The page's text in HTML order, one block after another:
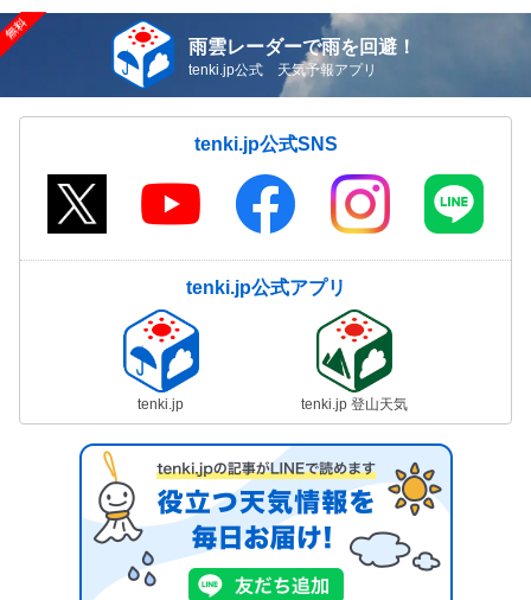
雨雲レーダーで雨を回避！
tenki.jp公式 天気予報アプリ
tenki.jp公式SNS
tenki.jp公式アプリ
tenki.jp tenki.jp 登山天気